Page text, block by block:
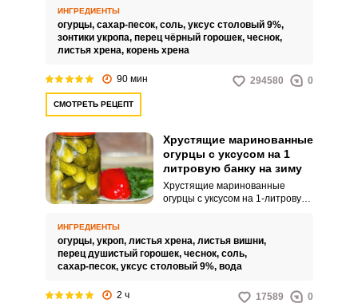
таре нужно подходить
внимательно, потому что в
банках на 1 литр воды, из-за их
малого объема, огурцы стоят
потому требуют точно
стерилизации на 1 литровую
банку на зиму - самый вкусный
рецептВ данном рецепте вам
предлагается технология
консервирования огурцов на
зиму без применения
вкусными и могут долго
храниться.
ИНГРЕДИЕНТЫ
огурцы, сахар-песок, соль, уксус столовый 9%,
зонтики укропа, перец чёрный горошек, чеснок,
листья хрена, корень хрена
90 мин 294580 0
СМОТРЕТЬ РЕЦЕПТ
Хрустящие маринованные
огурцы с уксусом на 1
литровую банку на зиму
Хрустящие маринованные
огурцы с уксусом на 1-литровую
представляет собой огурцы,
консервированные в маринаде с
уксусом и специями. Уксус
храниться в течение
ИНГРЕДИЕНТЫ
огурцы, укроп, листья хрена, листья вишни,
перец душистый горошек, чеснок, соль,
сахар-песок, уксус столовый 9%, вода
2 ч 17589 0